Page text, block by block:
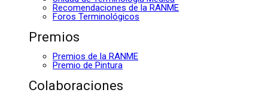
Recomendaciones de la RANME
Foros Terminológicos
Premios
Premios de la RANME
Premio de Pintura
Colaboraciones